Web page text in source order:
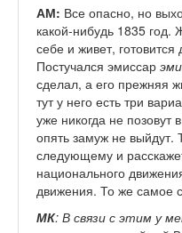
АМ: Все опасно, но
какой-нибудь 1835
себе и живет,
Постучался эмиссар
сделал, а его прежняя
тут у него есть три
уже никогда не позовут
опять замуж не выйдут.
следующему и
национального
движения. То же самое
МК: В связи с этим у